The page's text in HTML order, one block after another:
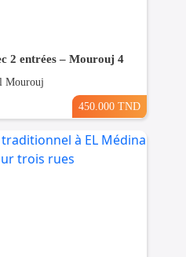
2 entrées – Mourouj 4
Mourouj
450.000 TND